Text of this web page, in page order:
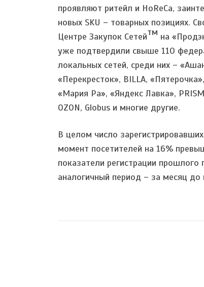
проявляют ритейл и HoReCa,
новых SKU – товарных позициях.
Центре Закупок Сетейтм на
уже подтвердили свыше 110
локальных сетей, среди них –
«Перекресток», BILLA,
«Мария Ра», «Яндекс Лавка»,
OZON, Globus и многие другие.
В целом число
момент посетителей на 16%
показатели регистрации прошлого
аналогичный период – за месяц до